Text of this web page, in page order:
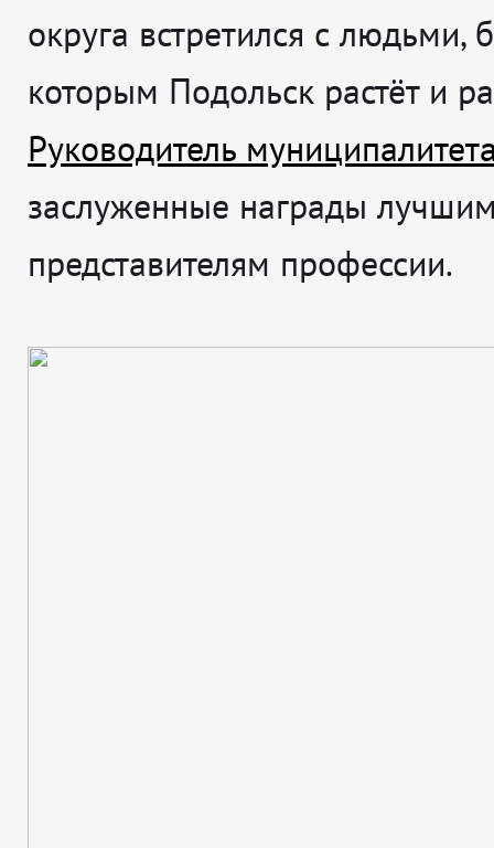
округа встретился с людьми,
которым Подольск растёт и
Руководитель
заслуженные награды
представителям профессии.